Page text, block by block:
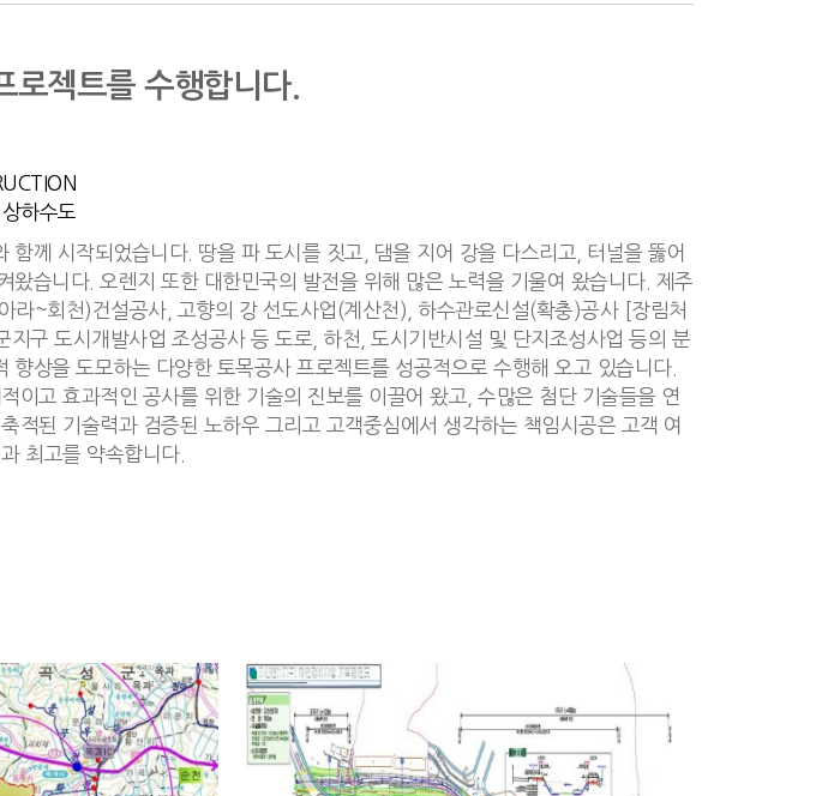
젝트를 수행합니다.
하수도
함께 시작되었습니다. 땅을 파 도시를 짓고, 댐을 지어 강을 다스리고, 터널을 뚫어
왔습니다. 오렌지 또한 대한민국의 발전을 위해 많은 노력을 기울여 왔습니다. 제주
라~회천)건설공사, 고향의 강 선도사업(계산천), 하수관로신설(확충)공사 [장림처
지구 도시개발사업 조성공사 등 도로, 하천, 도시기반시설 및 단지조성사업 등의 분
향상을 도모하는 다양한 토목공사 프로젝트를 성공적으로 수행해 오고 있습니다.
이고 효과적인 공사를 위한 기술의 진보를 이끌어 왔고, 수많은 첨단 기술들을 연
적된 기술력과 검증된 노하우 그리고 고객중심에서 생각하는 책임시공은 고객 여
최고를 약속합니다.